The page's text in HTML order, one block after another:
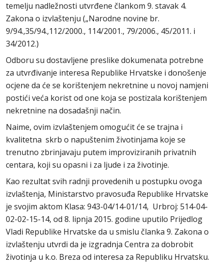
temelju nadležnosti utvrđene člankom 9. stavak 4.
Zakona o izvlaštenju („Narodne novine br.
9/94.,35/94.,112/2000., 114/2001., 79/2006., 45/2011. i
34/2012.)
Odboru su dostavljene preslike dokumenata potrebne
za utvrđivanje interesa Republike Hrvatske i donošenje
ocjene da će se korištenjem nekretnine u novoj namjeni
postići veća korist od one koja se postizala korištenjem
nekretnine na dosadašnji način.
Naime, ovim izvlaštenjem omogućit će se trajna i
kvalitetna skrb o napuštenim životinjama koje se
trenutno zbrinjavaju putem improviziranih privatnih
centara, koji su opasni i za ljude i za životinje.
Kao rezultat svih radnji provedenih u postupku ovoga
izvlaštenja, Ministarstvo pravosuđa Republike Hrvatske
je svojim aktom Klasa: 943-04/14-01/14, Urbroj: 514-04-
02-02-15-14, od 8. lipnja 2015. godine uputilo Prijedlog
Vladi Republike Hrvatske da u smislu članka 9. Zakona o
izvlaštenju utvrdi da je izgradnja Centra za dobrobit
životinja u k.o. Breza od interesa za Republiku Hrvatsku.